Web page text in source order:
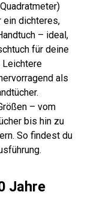
ein dichteres,
– ideal,
für deine
als
– vom
bis hin zu
So findest du
Jahre